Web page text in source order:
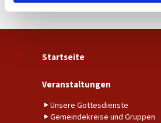
Startseite
Veranstaltungen
Unsere Gottesdienste
Gemeindekreise und Gruppen